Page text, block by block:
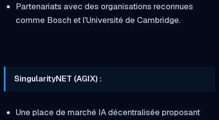
Partenariats avec des organisations reconnues
comme Bosch et l'Université de Cambridge.
SingularityNET (AGIX) :
Une place de marché IA décentralisée proposant